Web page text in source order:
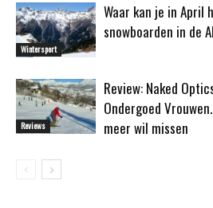
Wintersport
Waar kan je in April
snowboarden in de
Reviews
Review: Naked
Ondergoed
meer wil missen